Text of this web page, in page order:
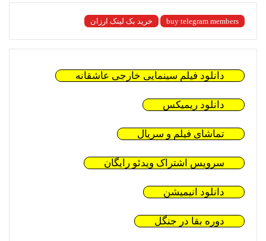
buy telegram members خرید بک لینک ارزان
دانلود فیلم سینمایی خارجی عاشقانه
دانلود ریمیکس
تماشای فیلم و سریال
سرویس اشتراک ویدئو رایگان
دانلود انیمیشن
دوره بقا در جنگل